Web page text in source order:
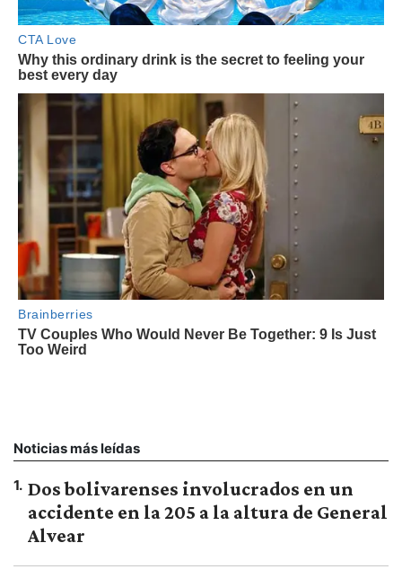
Noticias más leídas
1. Dos bolivarenses involucrados en un
accidente en la 205 a la altura de General
Alvear